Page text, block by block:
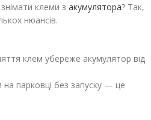
клеми з акумулятора? Так,
нюансів.
клем убереже акумулятор від
парковці без запуску — це